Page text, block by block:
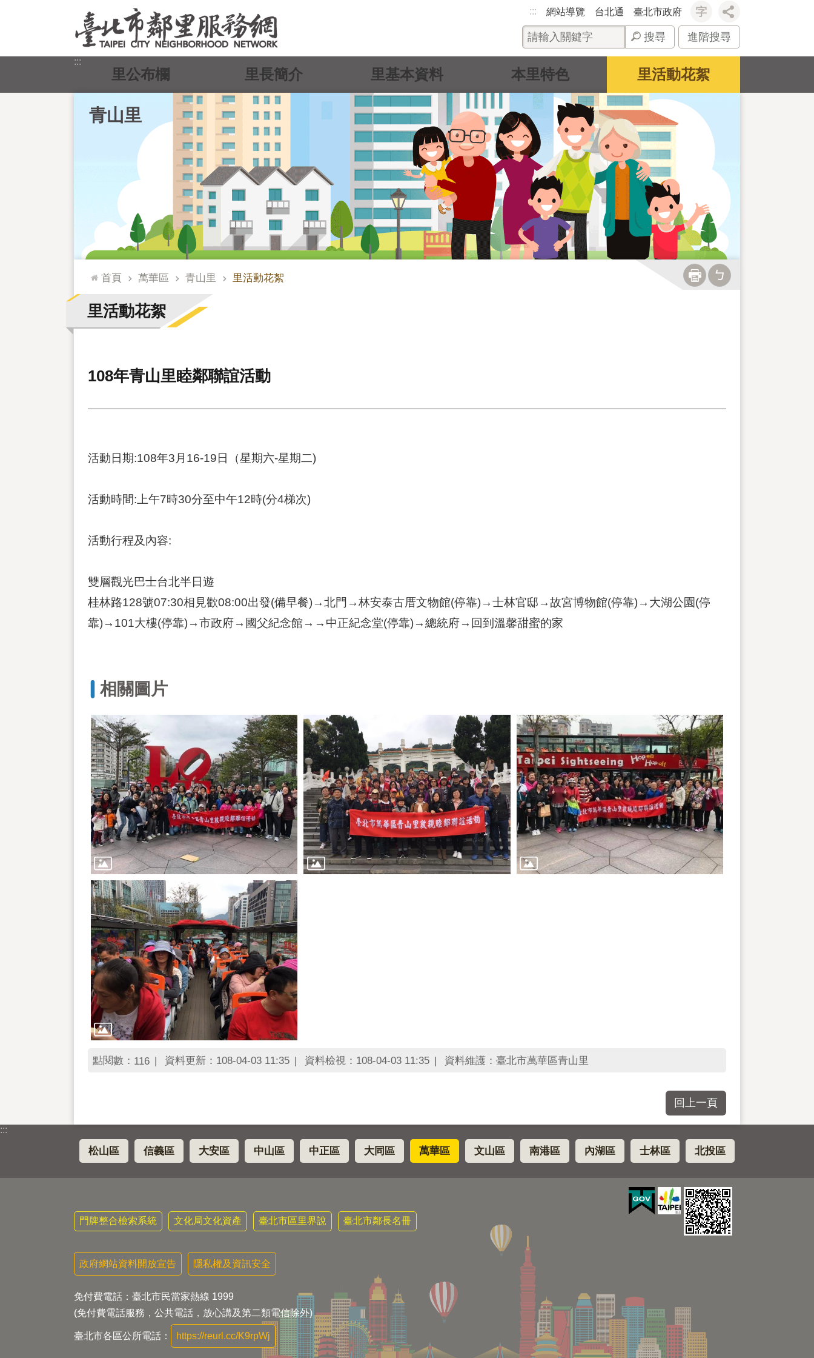
::: 網站導覽 台北通 臺北市政府
搜尋 進階搜尋
:::
青山里
里公布欄 里長簡介 里基本資料 本里特色 里活動花絮
::: 首頁 萬華區 青山里 里活動花絮
里活動花絮
108年青山里睦鄰聯誼活動
活動日期:108年3月16-19日（星期六-星期二)
活動時間:上午7時30分至中午12時(分4梯次)
活動行程及內容:
雙層觀光巴士台北半日遊
桂林路128號07:30相見歡08:00出發(備早餐)→北門→林安泰古厝文物館(停靠)→士林官邸→故宮博物館(停靠)→大湖公園(停
靠)→101大樓(停靠)→市政府→國父紀念館→→中正紀念堂(停靠)→總統府→回到溫馨甜蜜的家
相關圖片
點閱數： 116 資料更新：108-04-03 11:35 資料檢視：108-04-03 11:35 資料維護：臺北市萬華區青山里
回上一頁
:::
松山區 信義區 大安區 中山區 中正區 大同區 萬華區 文山區 南港區 內湖區 士林區 北投區
門牌整合檢索系統 文化局文化資產 臺北市區里界說 臺北市鄰長名冊
政府網站資料開放宣告 隱私權及資訊安全
免付費電話：臺北市民當家熱線 1999
(免付費電話服務，公共電話，放心講及第二類電信除外)
臺北市各區公所電話： https://reurl.cc/K9rpWj